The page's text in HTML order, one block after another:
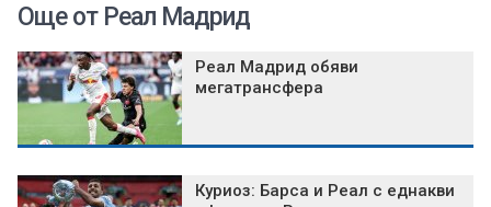
Още от Реал Мадрид
Реал Мадрид обяви
мегатрансфера
Куриоз: Барса и Реал с еднакви